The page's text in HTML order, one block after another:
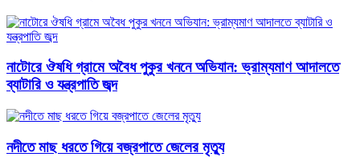
নাটোরে ঔষধি গ্রামে অবৈধ পুকুর খননে অভিযান: ভ্রাম্যমাণ আদালতে
ব্যাটারি ও যন্ত্রপাতি জব্দ
নদীতে মাছ ধরতে গিয়ে বজ্রপাতে জেলের মৃত্যু